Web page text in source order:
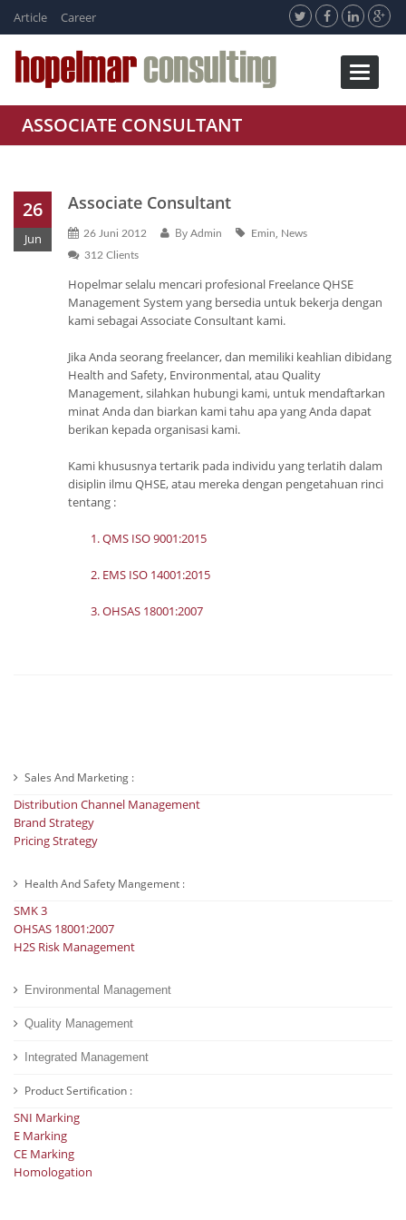
Article Career
Toggle
ASSOCIATE CONSULTANT
26
Jun
Associate Consultant
26 Juni 2012 By Admin Emin, News
312 Clients
Hopelmar selalu mencari profesional Freelance QHSE
Management System yang bersedia untuk bekerja dengan
kami sebagai Associate Consultant kami.
Jika Anda seorang freelancer, dan memiliki keahlian dibidang
Health and Safety, Environmental, atau Quality
Management, silahkan hubungi kami, untuk mendaftarkan
minat Anda dan biarkan kami tahu apa yang Anda dapat
berikan kepada organisasi kami.
Kami khususnya tertarik pada individu yang terlatih dalam
disiplin ilmu QHSE, atau mereka dengan pengetahuan rinci
tentang :
1. QMS ISO 9001:2015
2. EMS ISO 14001:2015
3. OHSAS 18001:2007
Sales And Marketing :
Distribution Channel Management
Brand Strategy
Pricing Strategy
Health And Safety Mangement :
SMK 3
OHSAS 18001:2007
H2S Risk Management
Environmental Management
Quality Management
Integrated Management
Product Sertification :
SNI Marking
E Marking
CE Marking
Homologation